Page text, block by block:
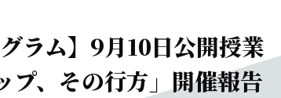
ラム】 9月10日公開授業
、 その行方」 開催報告